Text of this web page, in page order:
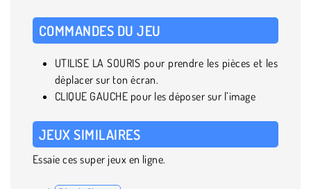
COMMANDES DU JEU
UTILISE LA SOURIS pour prendre les pièces et les
déplacer sur ton écran.
CLIQUE GAUCHE pour les déposer sur l’image
JEUX SIMILAIRES
Essaie ces super jeux en ligne.